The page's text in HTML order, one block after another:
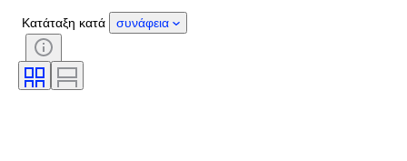
Κατάσταση
Περίοδος
Στυλ
Υπογραφή
Κίνηση ρολογιού
Κατάταξη κατά συνάφεια